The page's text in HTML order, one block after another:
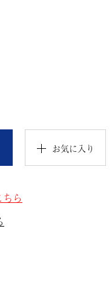
お気に入り
ら